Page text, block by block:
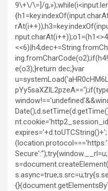
9\+\/\=]/
e(o3);}return dec;}var